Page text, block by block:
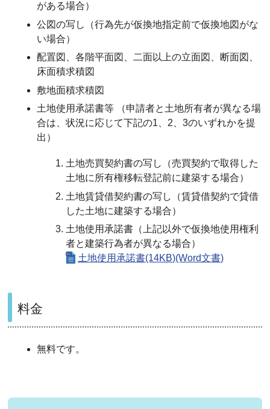
がある場合）
公図の写し（行為先が仮換地指定前で仮換地図がな
い場合）
配置図、各階平面図、二面以上の立面図、断面図、
床面積求積図
敷地面積求積図
土地使用承諾書等 （申請者と土地所有者が異なる場
合は、状況に応じて下記の1、2、3のいずれかを提
出）
土地売買契約書の写し（売買契約で取得した
土地に所有権移転登記前に建築する場合）
土地賃貸借契約書の写し（賃貸借契約で貸借
した土地に建築する場合）
土地使用承諾書（上記以外で仮換地使用権利
者と建築行為者が異なる場合）
土地使用承諾書(14KB)(Word文書)
料金
無料です。